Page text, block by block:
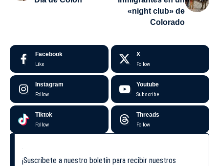
«night club» de
Colorado
Facebook
Like
X
Follow
Instagram
Follow
Youtube
Subscribe
Tiktok
Follow
Threads
Follow
¡Suscríbete a nuestro boletín para recibir nuestros